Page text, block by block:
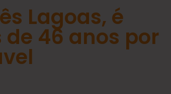
Lagoas, é
46 anos por